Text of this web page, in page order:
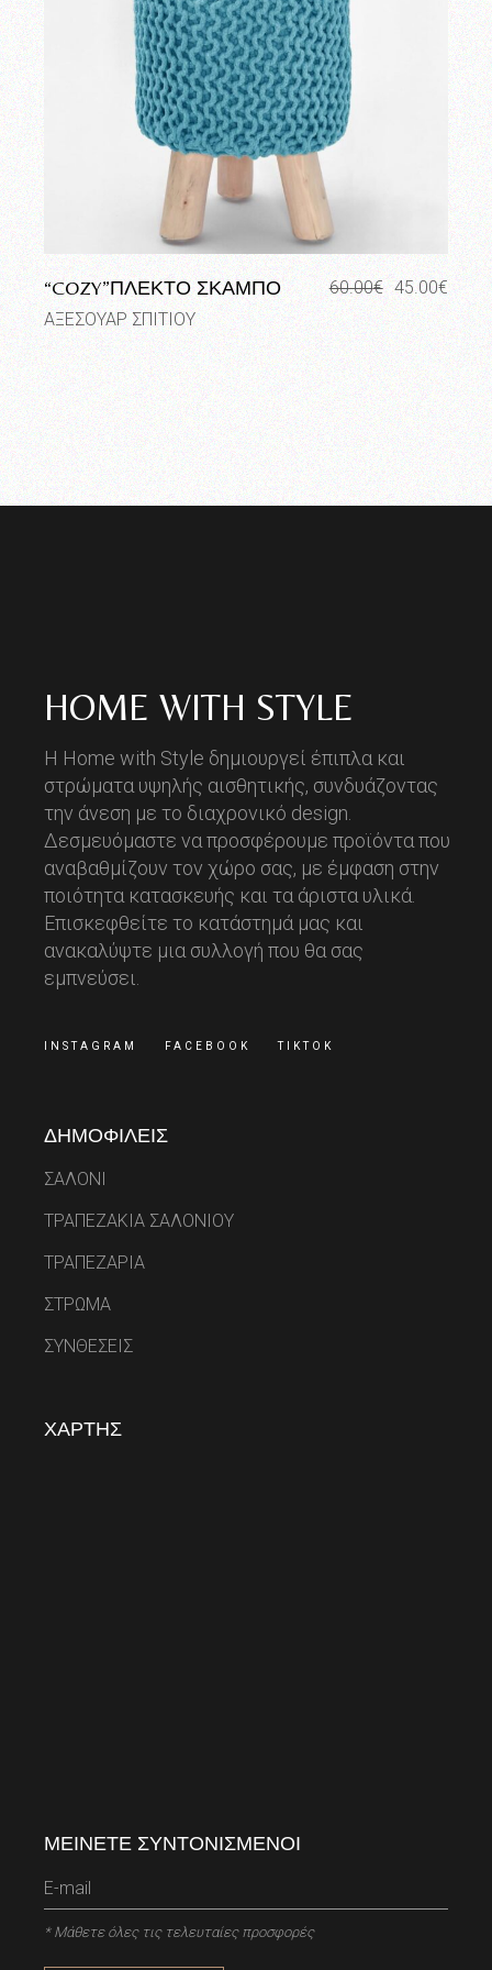
“COZY”ΠΛΕΚΤΟ ΣΚΑΜΠΟ 60.00€
Original
price
was:
60.00€.
45.00€
Η
τρέχουσα
τιμή
είναι:
45.00€.
ΑΞΕΣΟΥΑΡ ΣΠΙΤΙΟΥ
HOME WITH STYLE
Η Home with Style δημιουργεί έπιπλα και
στρώματα υψηλής αισθητικής, συνδυάζοντας
την άνεση με το διαχρονικό design.
Δεσμευόμαστε να προσφέρουμε προϊόντα που
αναβαθμίζουν τον χώρο σας, με έμφαση στην
ποιότητα κατασκευής και τα άριστα υλικά.
Επισκεφθείτε το κατάστημά μας και
ανακαλύψτε μια συλλογή που θα σας
εμπνεύσει.
INSTAGRAM FACEBOOK TIKTOK
ΔΗΜΟΦΙΛΕΙΣ
ΣΑΛΟΝΙ
ΤΡΑΠΕΖΑΚΙΑ ΣΑΛΟΝΙΟΥ
ΤΡΑΠΕΖΑΡΙΑ
ΣΤΡΩΜΑ
ΣΥΝΘΕΣΕΙΣ
ΧΑΡΤΗΣ
ΜΕΙΝΕΤΕ ΣΥΝΤΟΝΙΣΜΕΝΟΙ
* Μάθετε όλες τις τελευταίες προσφορές